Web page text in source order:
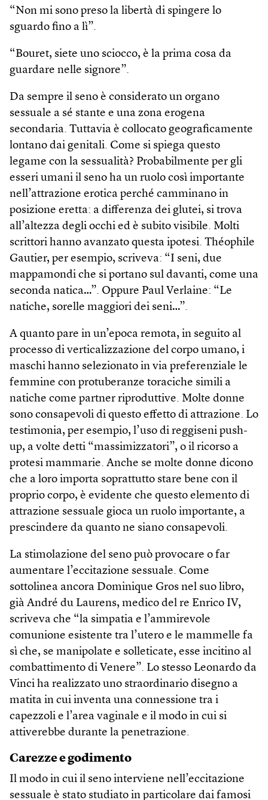
“Non mi sono preso la libertà di spingere lo
sguardo fino a lì”.
“Bouret, siete uno sciocco, è la prima cosa da
guardare nelle signore”.
Da sempre il seno è considerato un organo
sessuale a sé stante e una zona erogena
secondaria. Tuttavia è collocato geograficamente
lontano dai genitali. Come si spiega questo
legame con la sessualità? Probabilmente per gli
esseri umani il seno ha un ruolo così importante
nell’attrazione erotica perché camminano in
posizione eretta: a differenza dei glutei, si trova
all’altezza degli occhi ed è subito visibile. Molti
scrittori hanno avanzato questa ipotesi. Théophile
Gautier, per esempio, scriveva: “I seni, due
mappamondi che si portano sul davanti, come una
seconda natica…”. Oppure Paul Verlaine: “Le
natiche, sorelle maggiori dei seni…”.
A quanto pare in un’epoca remota, in seguito al
processo di verticalizzazione del corpo umano, i
maschi hanno selezionato in via preferenziale le
femmine con protuberanze toraciche simili a
natiche come partner riproduttive. Molte donne
sono consapevoli di questo effetto di attrazione. Lo
testimonia, per esempio, l’uso di reggiseni push-
up, a volte detti “massimizzatori”, o il ricorso a
protesi mammarie. Anche se molte donne dicono
che a loro importa soprattutto stare bene con il
proprio corpo, è evidente che questo elemento di
attrazione sessuale gioca un ruolo importante, a
prescindere da quanto ne siano consapevoli.
La stimolazione del seno può provocare o far
aumentare l’eccitazione sessuale. Come
sottolinea ancora Dominique Gros nel suo libro,
già André du Laurens, medico del re Enrico IV,
scriveva che “la simpatia e l’ammirevole
comunione esistente tra l’utero e le mammelle fa
sì che, se manipolate e solleticate, esse incitino al
combattimento di Venere”. Lo stesso Leonardo da
Vinci ha realizzato uno straordinario disegno a
matita in cui inventa una connessione tra i
capezzoli e l’area vaginale e il modo in cui si
attiverebbe durante la penetrazione.
Carezze e godimento
Il modo in cui il seno interviene nell’eccitazione
sessuale è stato studiato in particolare dai famosi